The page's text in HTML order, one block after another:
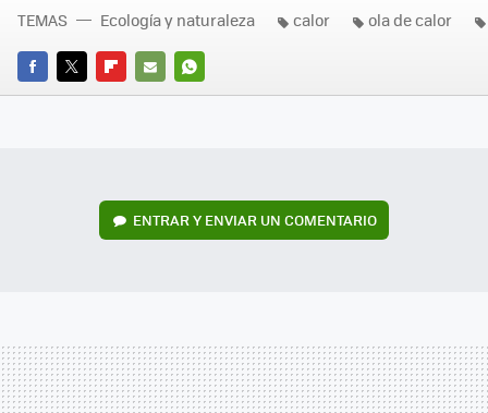
FACEBOOK
TWITTERFLIPBOARD
E-
WHATSAPP
TEMAS Ecología y naturaleza calor ola de calor
ENTRAR Y ENVIAR UN COMENTARIO